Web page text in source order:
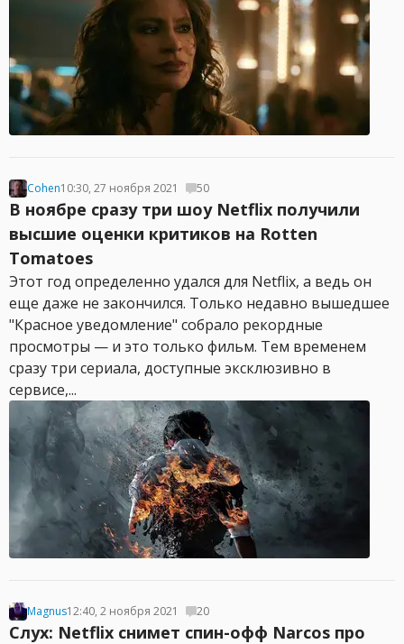
Cohen10:30, 27 ноября 2021 50
В ноябре сразу три шоу Netflix получили
высшие оценки критиков на Rotten
Tomatoes
Этот год определенно удался для Netflix, а ведь он
еще даже не закончился. Только недавно вышедшее
"Красное уведомление" собрало рекордные
просмотры — и это только фильм. Тем временем
сразу три сериала, доступные эксклюзивно в
сервисе,...
Magnus12:40, 2 ноября 2021 20
Слух: Netflix снимет спин-офф Narcos про